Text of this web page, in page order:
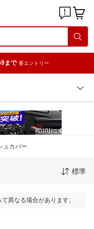
まで 要エントリー
ュカバー
標準
異なる場合があります。